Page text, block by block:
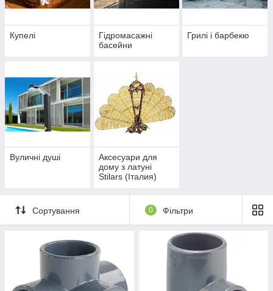
Купелі
Гідромасажні
басейни
Грилі і барбекю
Вуличні душі
Аксесуари для
дому з латуні
Stilars (Італия)
Сортування 0 Фільтри